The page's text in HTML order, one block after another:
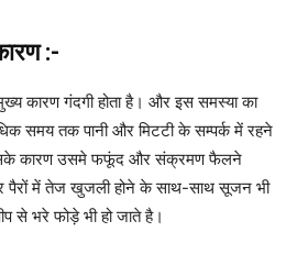
:-
कारण गंदगी होता है। और इस समस्या का
समय तक पानी और मिटटी के सम्पर्क में रहने
कारण उसमे फफूंद और संक्रमण फैलने
पैरों में तेज खुजली होने के साथ-साथ सूजन भी
से भरे फोड़े भी हो जाते है।